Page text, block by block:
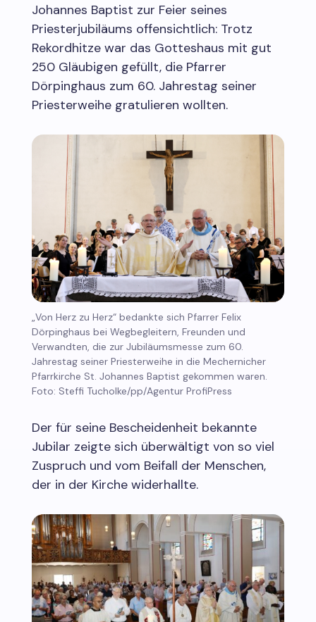
Johannes Baptist zur Feier seines
Priesterjubiläums offensichtlich: Trotz
Rekordhitze war das Gotteshaus mit gut
250 Gläubigen gefüllt, die Pfarrer
Dörpinghaus zum 60. Jahrestag seiner
Priesterweihe gratulieren wollten.
„Von Herz zu Herz“ bedankte sich Pfarrer Felix
Dörpinghaus bei Wegbegleitern, Freunden und
Verwandten, die zur Jubiläumsmesse zum 60.
Jahrestag seiner Priesterweihe in die Mechernicher
Pfarrkirche St. Johannes Baptist gekommen waren.
Foto: Steffi Tucholke/pp/Agentur ProfiPress
Der für seine Bescheidenheit bekannte
Jubilar zeigte sich überwältigt von so viel
Zuspruch und vom Beifall der Menschen,
der in der Kirche widerhallte.